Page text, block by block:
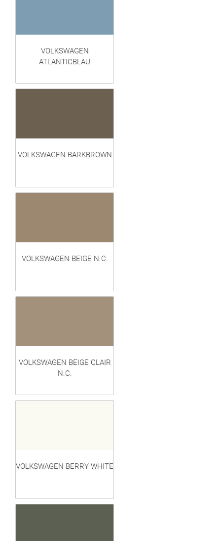
VOLKSWAGEN
ATLANTICBLAU
VOLKSWAGEN BARKBROWN
VOLKSWAGEN BEIGE N.C.
VOLKSWAGEN BEIGE CLAIR
N.C.
VOLKSWAGEN BERRY WHITE